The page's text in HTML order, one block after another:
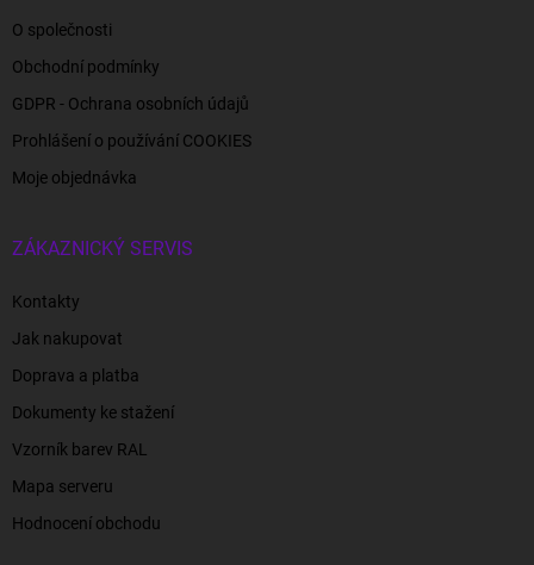
O společnosti
Obchodní podmínky
GDPR - Ochrana osobních údajů
Prohlášení o používání COOKIES
Moje objednávka
ZÁKAZNICKÝ SERVIS
Kontakty
Jak nakupovat
Doprava a platba
Dokumenty ke stažení
Vzorník barev RAL
Mapa serveru
Hodnocení obchodu